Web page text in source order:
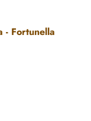
5 Sternen
- Fortunella